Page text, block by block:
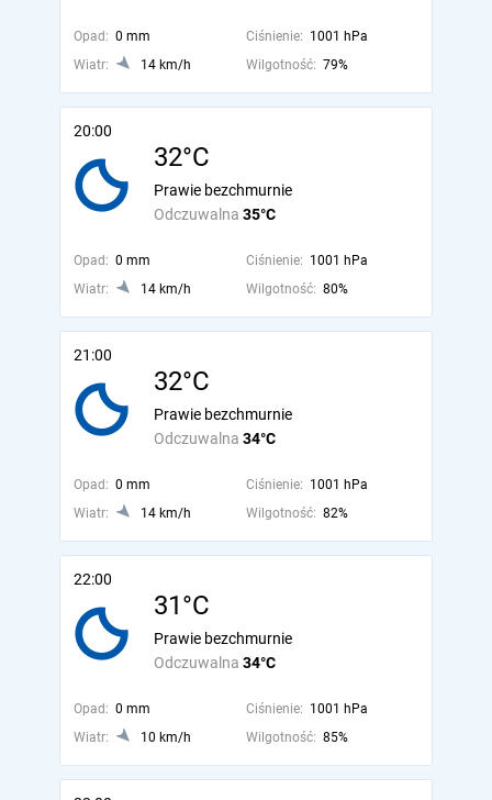
Opad: 0 mm Ciśnienie: 1001 hPa
Wiatr:
14 km/h Wilgotność: 79%
20:00
32°C
Odczuwalna 35°C
Prawie bezchmurnie
Opad: 0 mm Ciśnienie: 1001 hPa
Wiatr:
14 km/h Wilgotność: 80%
21:00
32°C
Odczuwalna 34°C
Prawie bezchmurnie
Opad: 0 mm Ciśnienie: 1001 hPa
Wiatr:
14 km/h Wilgotność: 82%
22:00
31°C
Odczuwalna 34°C
Prawie bezchmurnie
Opad: 0 mm Ciśnienie: 1001 hPa
Wiatr:
10 km/h Wilgotność: 85%